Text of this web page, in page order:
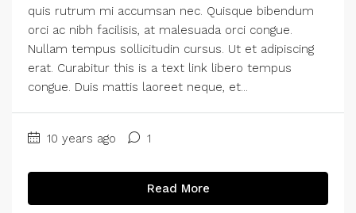
quis rutrum mi accumsan nec. Quisque bibendum
orci ac nibh facilisis, at malesuada orci congue.
Nullam tempus sollicitudin cursus. Ut et adipiscing
erat. Curabitur this is a text link libero tempus
congue. Duis mattis laoreet neque, et...
10 years ago 1
Read More